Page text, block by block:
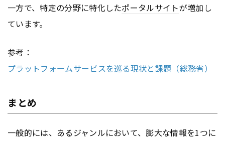
一方で、特定の分野に特化したポータルサイトが増加し
ています。
参考：
プラットフォームサービスを巡る現状と課題（総務省）
まとめ
一般的には、あるジャンルにおいて、膨大な情報を1つに